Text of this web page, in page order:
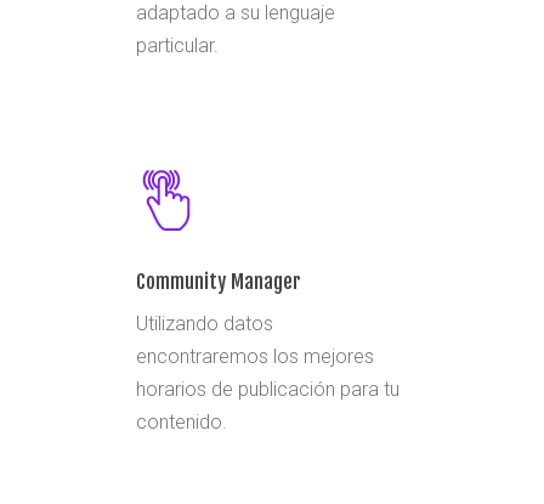
adaptado a su lenguaje
particular.
Community Manager
Utilizando datos
encontraremos los mejores
horarios de publicación para tu
contenido.